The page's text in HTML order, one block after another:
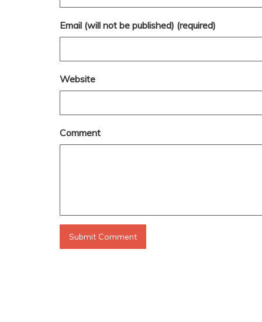
Email (will not be published) (required)
Website
Comment